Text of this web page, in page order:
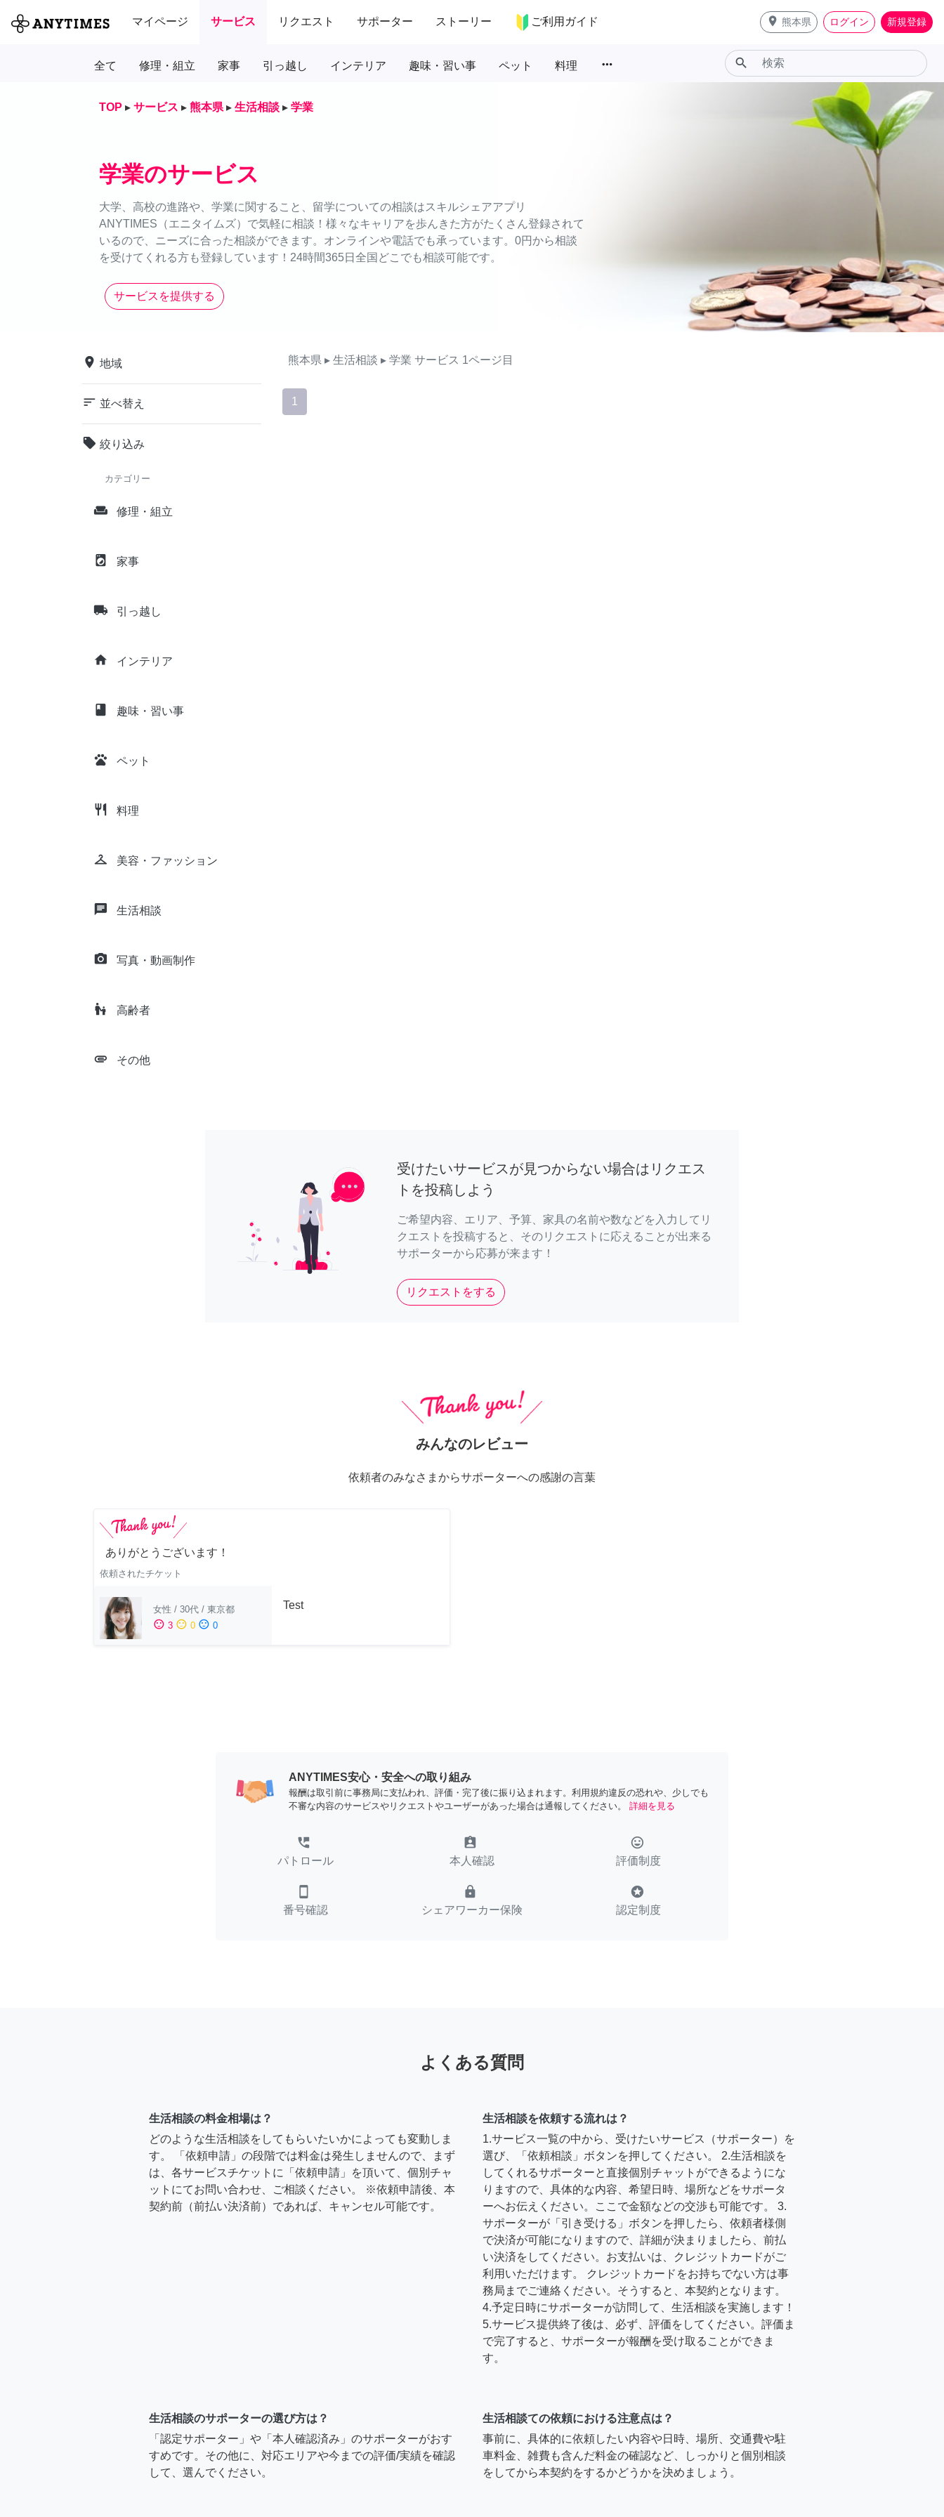
マイページ サービス リクエスト サポーター ストーリー ご利用ガイド place 熊本県 ログイン 新規登録
全て 修理・組立 家事 引っ越し インテリア 趣味・習い事 ペット 料理 more_horiz search
TOP ▸ サービス ▸ 熊本県 ▸ 生活相談 ▸ 学業
学業のサービス
大学、高校の進路や、学業に関すること、留学についての相談はスキルシェアアプリ
ANYTIMES（エニタイムズ）で気軽に相談！様々なキャリアを歩んきた方がたくさん登録されて
いるので、ニーズに合った相談ができます。オンラインや電話でも承っています。0円から相談
を受けてくれる方も登録しています！24時間365日全国どこでも相談可能です。
サービスを提供する
place 地域
sort 並べ替え
local_offer 絞り込み
カテゴリー
weekend 修理・組立
local_laundry_service 家事
local_shipping 引っ越し
home インテリア
class 趣味・習い事
pets ペット
restaurant 料理
checkroom 美容・ファッション
chat 生活相談
camera_alt 写真・動画制作
escalator_warning 高齢者
attachment その他
熊本県 ▸ 生活相談 ▸ 学業 サービス 1ページ目
1
受けたいサービスが見つからない場合はリクエス
トを投稿しよう
ご希望内容、エリア、予算、家具の名前や数などを入力してリ
クエストを投稿すると、そのリクエストに応えることが出来る
サポーターから応募が来ます！
リクエストをする
みんなのレビュー
依頼者のみなさまからサポーターへの感謝の言葉
ありがとうございます！
依頼されたチケット
女性 / 30代 / 東京都
sentiment_satisfied 3 sentiment_neutral 0 sentiment_dissatisfied 0
Test
ANYTIMES安心・安全への取り組み
報酬は取引前に事務局に支払われ、評価・完了後に振り込まれます。利用規約違反の恐れや、少しでも
不審な内容のサービスやリクエストやユーザーがあった場合は通報してください。
詳細を見る
perm_phone_msg
パトロール
assignment_ind
本人確認
tag_faces
評価制度
smartphone
番号確認
lock
シェアワーカー保険
stars
認定制度
よくある質問
生活相談の料金相場は？
どのような生活相談をしてもらいたいかによっても変動しま
す。 「依頼申請」の段階では料金は発生しませんので、まず
は、各サービスチケットに「依頼申請」を頂いて、個別チャ
ットにてお問い合わせ、ご相談ください。 ※依頼申請後、本
契約前（前払い決済前）であれば、キャンセル可能です。
生活相談を依頼する流れは？
1.サービス一覧の中から、受けたいサービス（サポーター）を
選び、「依頼相談」ボタンを押してください。 2.生活相談を
してくれるサポーターと直接個別チャットができるようにな
りますので、具体的な内容、希望日時、場所などをサポータ
ーへお伝えください。ここで金額などの交渉も可能です。 3.
サポーターが「引き受ける」ボタンを押したら、依頼者様側
で決済が可能になりますので、詳細が決まりましたら、前払
い決済をしてください。お支払いは、クレジットカードがご
利用いただけます。 クレジットカードをお持ちでない方は事
務局までご連絡ください。そうすると、本契約となります。
4.予定日時にサポーターが訪問して、生活相談を実施します！
5.サービス提供終了後は、必ず、評価をしてください。評価ま
で完了すると、サポーターが報酬を受け取ることができま
す。
生活相談のサポーターの選び方は？
「認定サポーター」や「本人確認済み」のサポーターがおす
すめです。その他に、対応エリアや今までの評価/実績を確認
して、選んでください。
生活相談ての依頼における注意点は？
事前に、具体的に依頼したい内容や日時、場所、交通費や駐
車料金、雑費も含んだ料金の確認など、しっかりと個別相談
をしてから本契約をするかどうかを決めましょう。